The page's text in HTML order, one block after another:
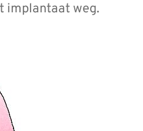
implantaat weg.